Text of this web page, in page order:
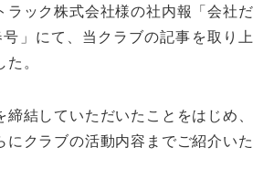
ラック株式会社様の社内報「会社だ
」にて、当クラブの記事を取り上
。
締結していただいたことをはじめ、
にクラブの活動内容までご紹介いた